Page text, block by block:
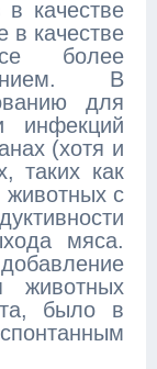
в качестве
в качестве
более
В
для
инфекций
(хотя и
таких как
с
мяса.
животных
было в